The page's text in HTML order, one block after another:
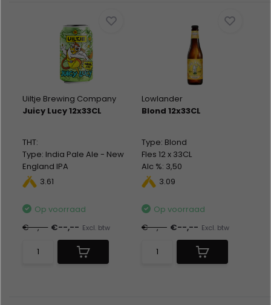
Uiltje Brewing Company
Juicy Lucy 12x33CL
THT:
Type: India Pale Ale - New
England IPA
Blik 12 x 33CL
Alc %: 5,50
Statiegeld: Blik 12x0,15
3.61
Op voorraad
€--,-- €--,-- Excl. btw
Lowlander
Blond 12x33CL
Type: Blond
Fles 12 x 33CL
Alc %: 3,50
3.09
Op voorraad
€--,-- €--,-- Excl. btw